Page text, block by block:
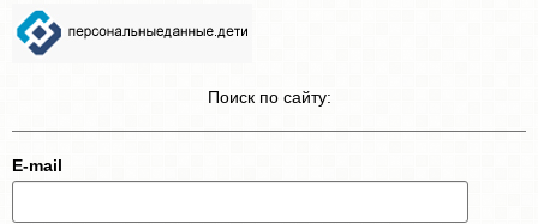
Поиск по сайту:
E-mail